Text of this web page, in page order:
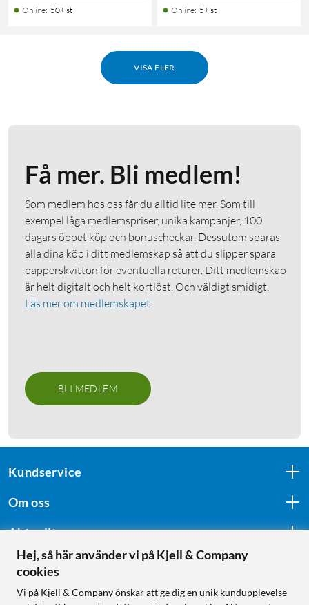
Online: 50+ st Online: 5+ st
VISA FLER
Få mer. Bli medlem!
Som medlem hos oss får du alltid lite mer. Som till
exempel låga medlemspriser, unika kampanjer, 100
dagars öppet köp och bonuscheckar. Dessutom sparas
alla dina köp i ditt medlemskap så att du slipper spara
papperskvitton för eventuella returer. Ditt medlemskap
är helt digitalt och helt kortlöst. Och väldigt smidigt.
Läs mer om medlemskapet
BLI MEDLEM
Kundservice
Om oss
Aktuellt
Följ oss
Hej, så här använder vi på Kjell & Company
cookies
Vi på Kjell & Company önskar att ge dig en unik kundupplevelse